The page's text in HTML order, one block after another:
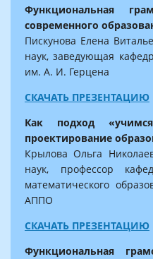
Функциональная
современного
Пискунова Елена
наук, заведующая
им. А. И. Герцена
СКАЧАТЬ ПРЕЗЕНТАЦИЮ
Как подход
проектирование
Крылова Ольга
наук, профессор
математического
АППО
СКАЧАТЬ ПРЕЗЕНТАЦИЮ
Функциональная